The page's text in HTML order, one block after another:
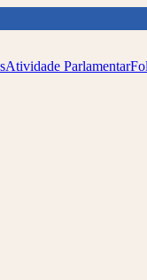
Atividade Parlamentar